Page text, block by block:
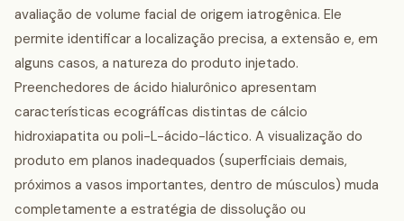
avaliação de volume facial de origem iatrogênica. Ele
permite identificar a localização precisa, a extensão e, em
alguns casos, a natureza do produto injetado.
Preenchedores de ácido hialurônico apresentam
características ecográficas distintas de cálcio
hidroxiapatita ou poli-L-ácido-láctico. A visualização do
produto em planos inadequados (superficiais demais,
próximos a vasos importantes, dentro de músculos) muda
completamente a estratégia de dissolução ou